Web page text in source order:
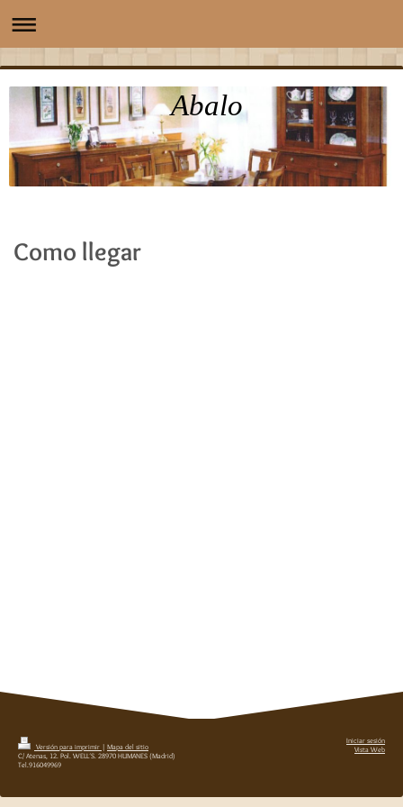
Abalo
Como llegar
Versión para imprimir
Mapa del sitio
C/ Atenas, 12. Pol. WELL´S. 28970 HUMANES (Madrid)
Tel.916049969
Iniciar sesión
Vista Web